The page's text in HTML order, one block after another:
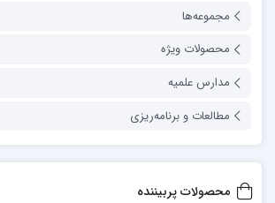
مجموعه‌ها
محصولات ویژه
مدارس علمیه
مطالعات و برنامه‌ریزی
محصولات پربیننده